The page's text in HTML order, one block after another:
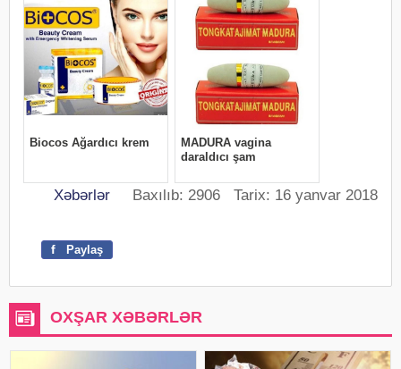
Xəbərlər Baxılıb: 2906 Tarix: 16 yanvar 2018
f Paylaş
OXŞAR XƏBƏRLƏR